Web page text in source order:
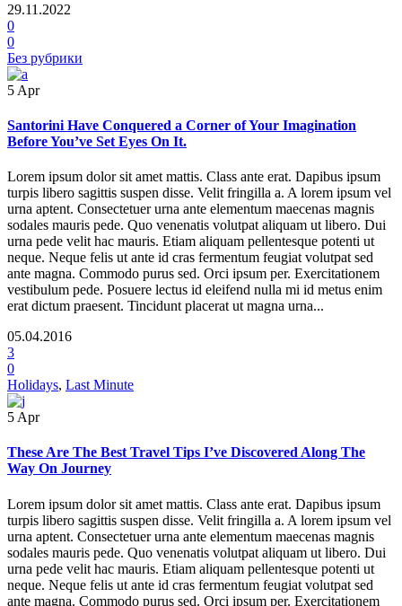
29.11.2022
0
0
Без рубрики
5 Apr
Santorini Have Conquered a Corner of Your Imagination
Before You’ve Set Eyes On It.
Lorem ipsum dolor sit amet mattis. Class ante erat. Dapibus ipsum
turpis libero sagittis suspen disse. Velit fringilla a. A lorem ipsum vel
urna aptent. Consectetuer urna ante elementum maecenas magnis
sodales mauris pede. Quo venenatis volutpat aliquam ut libero. Dui
urna pede velit hac mauris. Etiam aliquam pellentesque potenti ut
neque. Neque felis ut ante id cras fermentum feugiat volutpat sed
ante magna. Commodo purus sed. Orci ipsum per. Exercitationem
vestibulum pede. Posuere lectus id eleifend nulla mi id metus enim
erat dictum praesent. Tincidunt placerat ut magna urna...
05.04.2016
3
0
Holidays, Last Minute
5 Apr
These Are The Best Travel Tips I’ve Discovered Along The
Way On Journey
Lorem ipsum dolor sit amet mattis. Class ante erat. Dapibus ipsum
turpis libero sagittis suspen disse. Velit fringilla a. A lorem ipsum vel
urna aptent. Consectetuer urna ante elementum maecenas magnis
sodales mauris pede. Quo venenatis volutpat aliquam ut libero. Dui
urna pede velit hac mauris. Etiam aliquam pellentesque potenti ut
neque. Neque felis ut ante id cras fermentum feugiat volutpat sed
ante magna. Commodo purus sed. Orci ipsum per. Exercitationem